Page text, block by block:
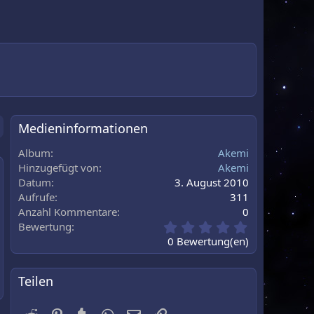
Medieninformationen
Album
Akemi
Hinzugefügt von
Akemi
Datum
3. August 2010
Aufrufe
311
Anzahl Kommentare
0
Bewertung
0
0
0 Bewertung(en)
Teilen